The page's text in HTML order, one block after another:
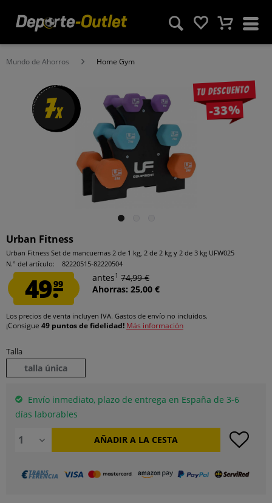
Mundo de Ahorros Home Gym
Tu descuento
-33%
7x
Urban Fitness
Urban Fitness Set de mancuernas 2 de 1 kg, 2 de 2 kg y 2 de 3 kg UFW025
N.° del artículo:
82220515-82220504
49.99
antes1 74,99 €
Ahorras: 25,00 €
Los precios de venta incluyen IVA. Gastos de envío no incluidos.
¡Consigue 49 puntos de fidelidad! Más información
Talla
talla única
Envío inmediato, plazo de entrega en España de 3-6
días laborables
AÑADIR A LA CESTA